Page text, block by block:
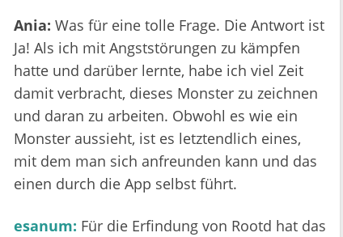
Ania: Was für eine tolle Frage. Die Antwort ist
Ja! Als ich mit Angststörungen zu kämpfen
hatte und darüber lernte, habe ich viel Zeit
damit verbracht, dieses Monster zu zeichnen
und daran zu arbeiten. Obwohl es wie ein
Monster aussieht, ist es letztendlich eines,
mit dem man sich anfreunden kann und das
einen durch die App selbst führt.
esanum: Für die Erfindung von Rootd hat das